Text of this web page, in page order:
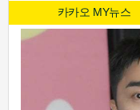
카카오 MY뉴스